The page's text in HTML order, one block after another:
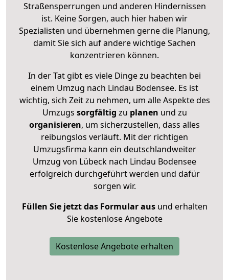
Straßensperrungen und anderen Hindernissen
ist. Keine Sorgen, auch hier haben wir
Spezialisten und übernehmen gerne die Planung,
damit Sie sich auf andere wichtige Sachen
konzentrieren können.
In der Tat gibt es viele Dinge zu beachten bei
einem Umzug nach Lindau Bodensee. Es ist
wichtig, sich Zeit zu nehmen, um alle Aspekte des
Umzugs sorgfältig zu planen und zu
organisieren, um sicherzustellen, dass alles
reibungslos verläuft. Mit der richtigen
Umzugsfirma kann ein deutschlandweiter
Umzug von Lübeck nach Lindau Bodensee
erfolgreich durchgeführt werden und dafür
sorgen wir.
Füllen Sie jetzt das Formular ausund erhalten
Sie kostenlose Angebote
Kostenlose Angebote erhalten